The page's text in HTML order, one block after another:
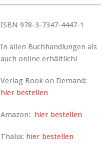
ISBN 978-3-7347-4447-1
In allen Buchhandlungen als
auch online erhältlich!
Verlag Book on Demand:
hier bestellen
Amazon: hier bestellen
Thalia: hier bestellen